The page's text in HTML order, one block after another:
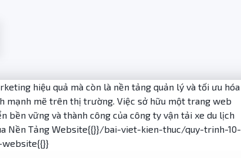
hiệu quả mà còn là nền tảng quản lý và tối ưu hóa
mạnh mẽ trên thị trường. Việc sở hữu một trang web
bền vững và thành công của công ty vận tải xe du lịch
Nền Tảng Website{{}}/bai-viet-kien-thuc/quy-trinh-10-